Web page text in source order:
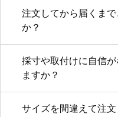
注文してから届くま
か？
採寸や取付けに自信
ますか？
サイズを間違えて注